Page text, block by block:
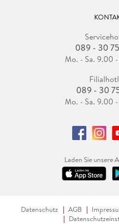
089 - 30
Mo. - Sa. 9.00
089 - 30
Mo. - Sa. 9.00
Laden Sie unsere
Datenschutz AGB